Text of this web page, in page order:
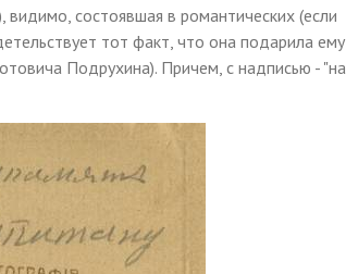
состоявшая в романтических (если
тот факт, что она подарила ему
Подрухина). Причем, с надписью - "на